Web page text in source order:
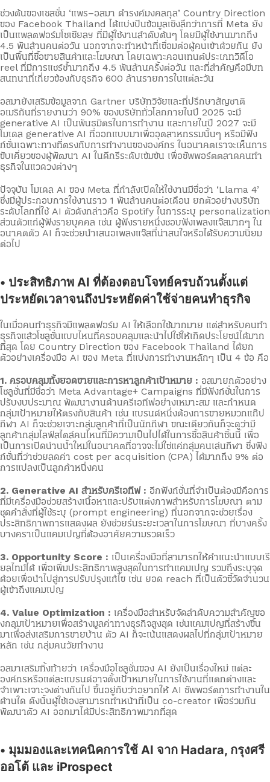
ช่วงต้นของเซสชั่น ‘แพร–อสมา ดำรงค์มงคลกุล’ Country Direction
ของ Facebook Thailand ได้แบ่งปันข้อมูลเชิงลึกว่าการที่ Meta ยัง
เป็นแพลตฟอร์มโซเชียลฯ ที่มีผู้ใช้งานลำดับต้นๆ โดยมีผู้ใช้งานมากถึง
4.5 พันล้านคนต่อวัน นอกจากจะทำหน้าที่เชื่อมต่อผู้คนเข้าด้วยกัน ยัง
เป็นพื้นที่ซื้อขายสินค้าและโฆษณา โดยเฉพาะคอนเทนต์ประเภทวิดีโอ
reel ที่มีการแชร์ซ้ำมากถึง 4.5 พันล้านครั้งต่อวัน และที่สำคัญคือมีบท
สนทนาที่เกี่ยวข้องกับธุรกิจ 600 ล้านรายการในแต่ละวัน
อสมายังเสริมข้อมูลจาก Gartner บริษัทวิจัยและที่ปรึกษาสัญชาติ
อเมริกันที่รายงานว่า 90% ของบริษัททั่วโลกภายในปี 2025 จะมี
generative AI เป็นพันธมิตรในการทำงาน และภายในปี 2027 จะมี
โมเดล generative AI ที่ออกแบบมาเพื่ออุตสาหกรรมนั้นๆ หรือมีฟัง
ก์ชั่นเฉพาะทางที่ตรงกับการทำงานขององค์กร ในอนาคตเราจะเห็นการ
ขับเคี่ยวของผู้พัฒนา AI ในดีกรีระดับเข้มข้น เพื่อซัพพอร์ตตลาดคนทำ
ธุรกิจในแวดวงต่างๆ
ปัจจุบัน โมเดล AI ของ Meta ที่กำลังเปิดให้ใช้งานมีชื่อว่า ‘Llama 4’
ซึ่งมีผู้ประกอบการใช้งานราว 1 พันล้านคนต่อเดือน ยกตัวอย่างบริษัท
ระดับโลกที่ใช้ AI ตัวดังกล่าวคือ Spotify ในการระบุ personalization
ส่วนตัวแก่ผู้ฟังรายบุคคล เช่น ผู้ฟังรายหนึ่งชอบฟังเพลงแจ๊สมากๆ ใน
อนาคตตัว AI ก็จะช่วยนำเสนอเพลงแจ๊สที่น่าสนใจหรือได้รับความนิยม
ต่อไป
• ประสิทธิภาพ AI ที่ต้องตอบโจทย์ครบถ้วนตั้งแต่
ประหยัดเวลาจนถึงประหยัดค่าใช้จ่ายคนทำธุรกิจ
ในเมื่อคนทำธุรกิจมีแพลตฟอร์ม AI ให้เลือกใช้มากมาย แต่สำหรับคนทำ
ธุรกิจแล้วโซลูชั่นแบบไหนที่ครอบคลุมและนำไปใช้ให้เกิดประโยชน์ได้มาก
ที่สุด โดย Country Direction ของ Facebook Thailand ได้ยก
ตัวอย่างเครื่องมือ AI ของ Meta ที่แบ่งการทำงานหลักๆ เป็น 4 ข้อ คือ
1. ครอบคลุมทั้งยอดขายและการหาลูกค้าเป้าหมาย : อสมายกตัวอย่าง
โซลูชั่นที่มีชื่อว่า Meta Advantage+ Campaigns ที่มีฟังก์ชั่นในการ
ปรับงบประมาณ พัฒนางานด้านครีเอทีฟอย่างเหมาะสม และกำหนด
กลุ่มเป้าหมายให้ตรงกับสินค้า เช่น แบรนด์หนึ่งต้องการขายหมวกแก๊ป
กีฬา AI ก็จะช่วยเจาะกลุ่มลูกค้าที่เป็นนักกีฬา ขณะเดียวกันก็จะดูว่ามี
ลูกค้ากลุ่มไลฟ์สไตล์คนไหนที่มีความเป็นไปได้ในการซื้อสินค้าชิ้นนี้ เพื่อ
เป็นการเปิดน่านน้ำใหม่ในอนาคตที่อาจจะไม่ใช่แค่กลุ่มคนเล่นกีฬา ซึ่งฟัง
ก์ชั่นที่ว่าช่วยลดค่า cost per acquisition (CPA) ได้มากถึง 9% ต่อ
การแปลงเป็นลูกค้าหนึ่งคน
2. Generative AI สำหรับครีเอทีฟ : อีกฟังก์ชั่นที่จำเป็นต้องมีคือการ
ที่มีเครื่องมือช่วยสร้างเนื้อหาและปรับแต่งภาพสำหรับการโฆษณา ตาม
ชุดคำสั่งที่ผู้ใช้ระบุ (prompt engineering) ที่นอกจากจะช่วยเรื่อง
ประสิทธิภาพการแสดงผล ยังช่วยร่นระยะเวลาในการโฆษณา ที่บางครั้ง
บางคราเป็นแคมเปญที่ต้องอาศัยความรวดเร็ว
3. Opportunity Score : เป็นเครื่องมือที่สามารถให้คำแนะนำแบบเรี
ยลไทม์ได้ เพื่อเพิ่มประสิทธิภาพสูงสุดในการทำแคมเปญ รวมถึงระบุจุด
ด้อยเพื่อนำไปสู่การปรับปรุงแก้ไข เช่น ยอด reach ที่เป็นตัวชี้วัดจำนวน
ผู้เข้าถึงแคมเปญ
4. Value Optimization : เครื่องมือสำหรับจัดลำดับความสำคัญขอ
งกลุมเป้าหมายเพื่อสร้างมูลค่าทางธุรกิจสูงสุด เช่นแคมเปญที่สร้างขึ้น
มาเพื่อส่งเสริมการขายบ้าน ตัว AI ก็จะเน้นแสดงผลไปที่กลุ่มเป้าหมาย
หลัก เช่น กลุ่มคนวัยทำงาน
อสมาเสริมทิ้งท้ายว่า เครื่องมือโซลูชั่นของ AI ยังเป็นเรื่องใหม่ แต่ละ
องค์กรหรือแต่ละแบรนด์อาจตั้งเป้าหมายในการใช้งานที่แตกต่างและ
จำเพาะเจาะจงต่างกันไป ขึ้นอยู่กับว่าอยากให้ AI ซัพพอร์ตการทำงานใน
ด้านใด ดังนั้นผู้ใช้เองสามารถทำหน้าที่เป็น co-creator เพื่อร่วมกัน
พัฒนาตัว AI ออกมาได้มีประสิทธิภาพมากที่สุด
• มุมมองและเทคนิคการใช้ AI จาก Hadara, กรุงศรี
ออโต้ และ iProspect